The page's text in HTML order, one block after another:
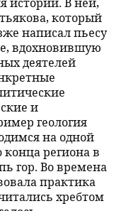
который
написал пьесу
вдохновившую
деятелей
и
геология
на одной
конца региона в
гор. Во времена
практика
хребтом